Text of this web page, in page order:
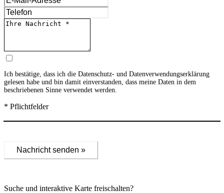
Ich bestätige, dass ich die Datenschutz- und Datenverwendungserklärung
gelesen habe und bin damit einverstanden, dass meine Daten in dem
beschriebenen Sinne verwendet werden.
* Pflichtfelder
Nachricht senden »
Suche und interaktive Karte freischalten?